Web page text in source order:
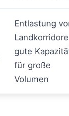
Entlastung
gute
für große
Volumen